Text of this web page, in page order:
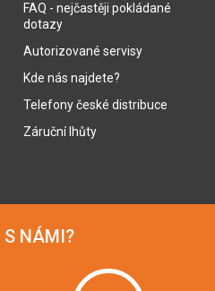
FAQ - nejčastěji pokládané
dotazy
Autorizované servisy
Kde nás najdete?
Telefony české distribuce
Záruční lhůty
S NÁMI?